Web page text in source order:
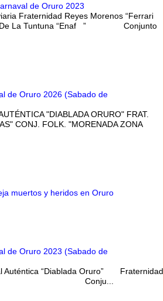
de Oruro 2023
Fraternidad Reyes Morenos “Ferrari
De La Tuntuna “Enaf ” Conjunto
de Oruro 2026 (Sabado de
"DIABLADA ORURO" FRAT.
CONJ. FOLK. "MORENADA ZONA
muertos y heridos en Oruro
de Oruro 2023 (Sabado de
Auténtica “Diablada Oruro” Fraternidad
Incas” Conju...